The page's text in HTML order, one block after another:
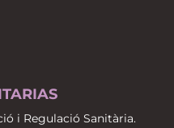
i Regulació Sanitària.